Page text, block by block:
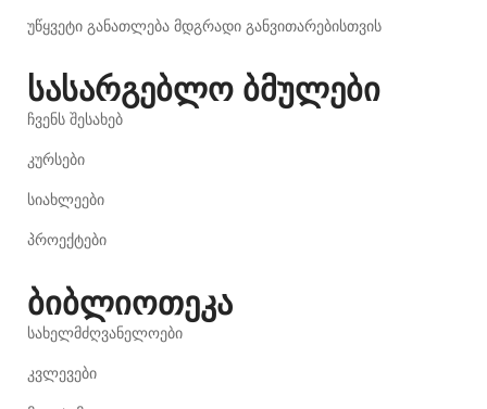
უწყვეტი განათლება მდგრადი განვითარებისთვის
სასარგებლო ბმულები
ჩვენს შესახებ
კურსები
სიახლეები
პროექტები
ბიბლიოთეკა
სახელმძღვანელოები
კვლევები